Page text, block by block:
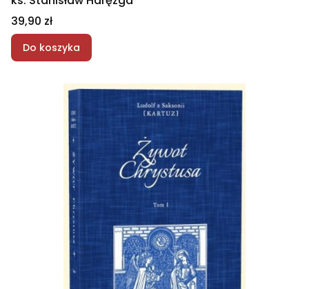
Cena
39,90 zł
Do koszyka